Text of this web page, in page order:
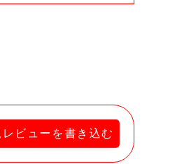
レビューを書き込む